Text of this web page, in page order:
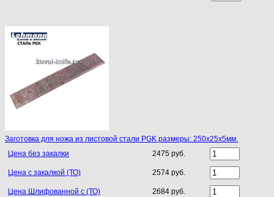
Заготовка для ножа из листовой стали PGK размеры: 250х25х5мм.
Цена без закалки
2475 руб.
Цена с закалкой (ТО) 2574 руб.
Цена Шлифованной с (ТО) 2684 руб.